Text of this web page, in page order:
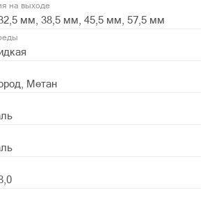
на выходе
мм, 38,5 мм, 45,5 мм, 57,5 мм
Метан